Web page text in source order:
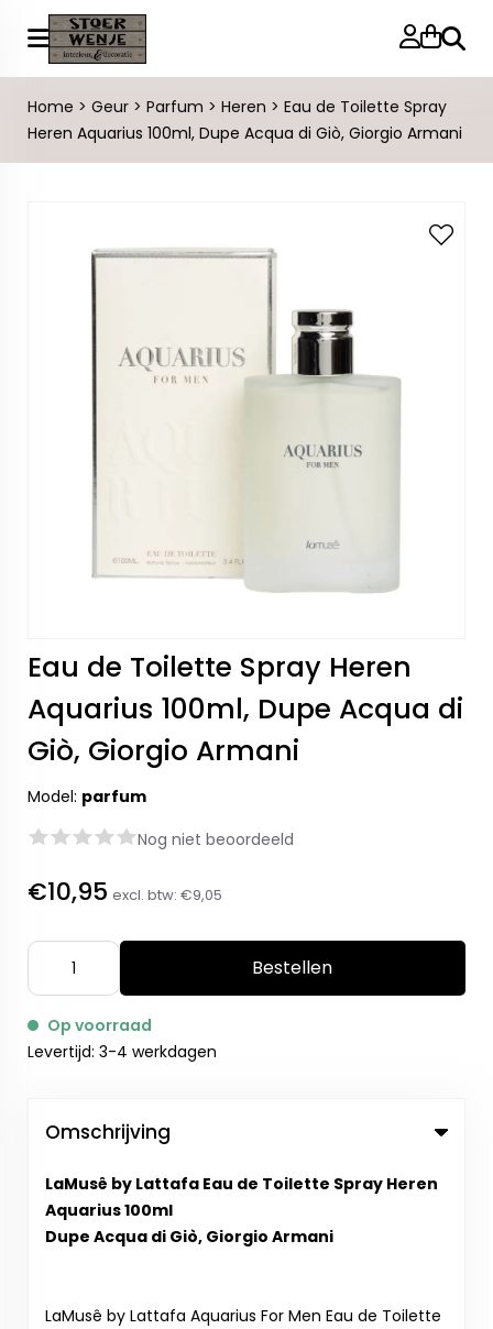
Home > Geur > Parfum > Heren > Eau de Toilette Spray
Heren Aquarius 100ml, Dupe Acqua di Giò, Giorgio Armani
Eau de Toilette Spray Heren
Aquarius 100ml, Dupe Acqua di
Giò, Giorgio Armani
Model: parfum
Nog niet beoordeeld
€10,95 excl. btw: €9,05
Bestellen
Op voorraad
Levertijd: 3-4 werkdagen
Omschrijving
LaMusê by Lattafa Eau de Toilette Spray Heren
Aquarius 100ml
Dupe Acqua di Giò, Giorgio Armani
LaMusê by Lattafa Aquarius For Men Eau de Toilette